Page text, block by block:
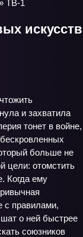
искусств
и захватила
тонет в войне,
больше не
цели: отомстить
Когда ему
с правилами,
о ней быстрее
союзников